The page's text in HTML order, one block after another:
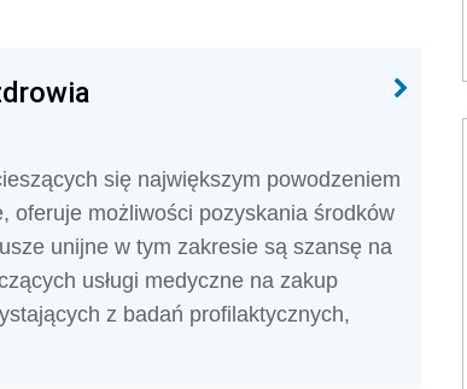
się największym powodzeniem
oferuje możliwości pozyskania środków
unijne w tym zakresie są szansę na
usługi medyczne na zakup
z badań profilaktycznych,